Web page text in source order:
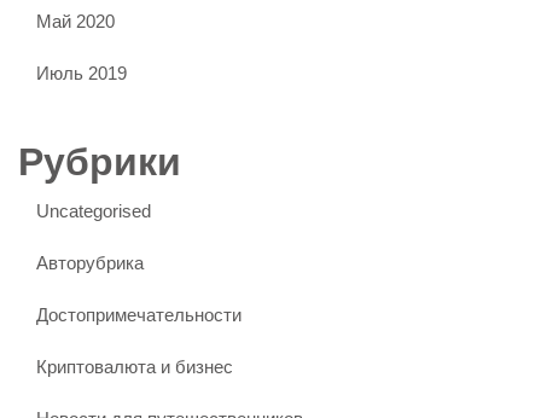
Май 2020
Июль 2019
Рубрики
Uncategorised
Авторубрика
Достопримечательности
Криптовалюта и бизнес